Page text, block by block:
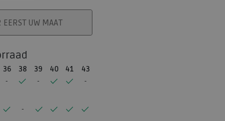
EERST UW MAAT
36 38 39 40 41 43